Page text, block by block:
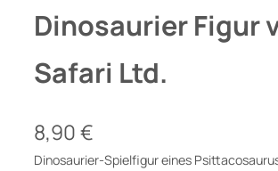
Dinosaurier Figur
Safari Ltd.
8,90€
Dinosaurier-Spielfigur eines